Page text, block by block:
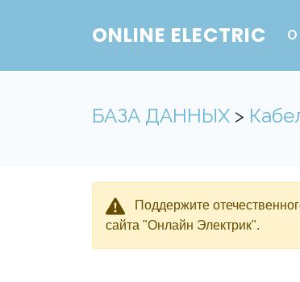
ONLINE ELECTRIC О
БАЗА ДАННЫХ >
Поддержите
сайта "Онлайн Электрик".